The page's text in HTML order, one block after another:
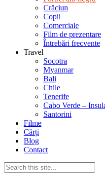
Crăciun
Copii
Comerciale
Film de prezentare
Întrebări frecvente
Travel
Socotra
Myanmar
Bali
Chile
Tenerife
Cabo Verde –
Santorini
Filme
Cărți
Blog
Contact